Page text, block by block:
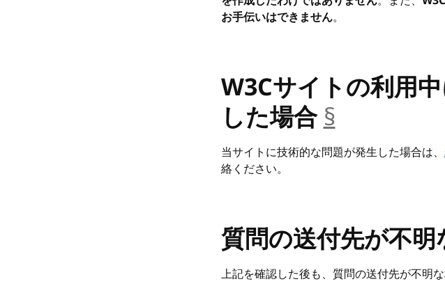
お手伝いはできません。
W3Cサイトの利用
した場合§__anchor
当サイトに技術的な問題が発生した場合は、
絡ください。
質問の送付先が不明
上記を確認した後も、質問の送付先が不明